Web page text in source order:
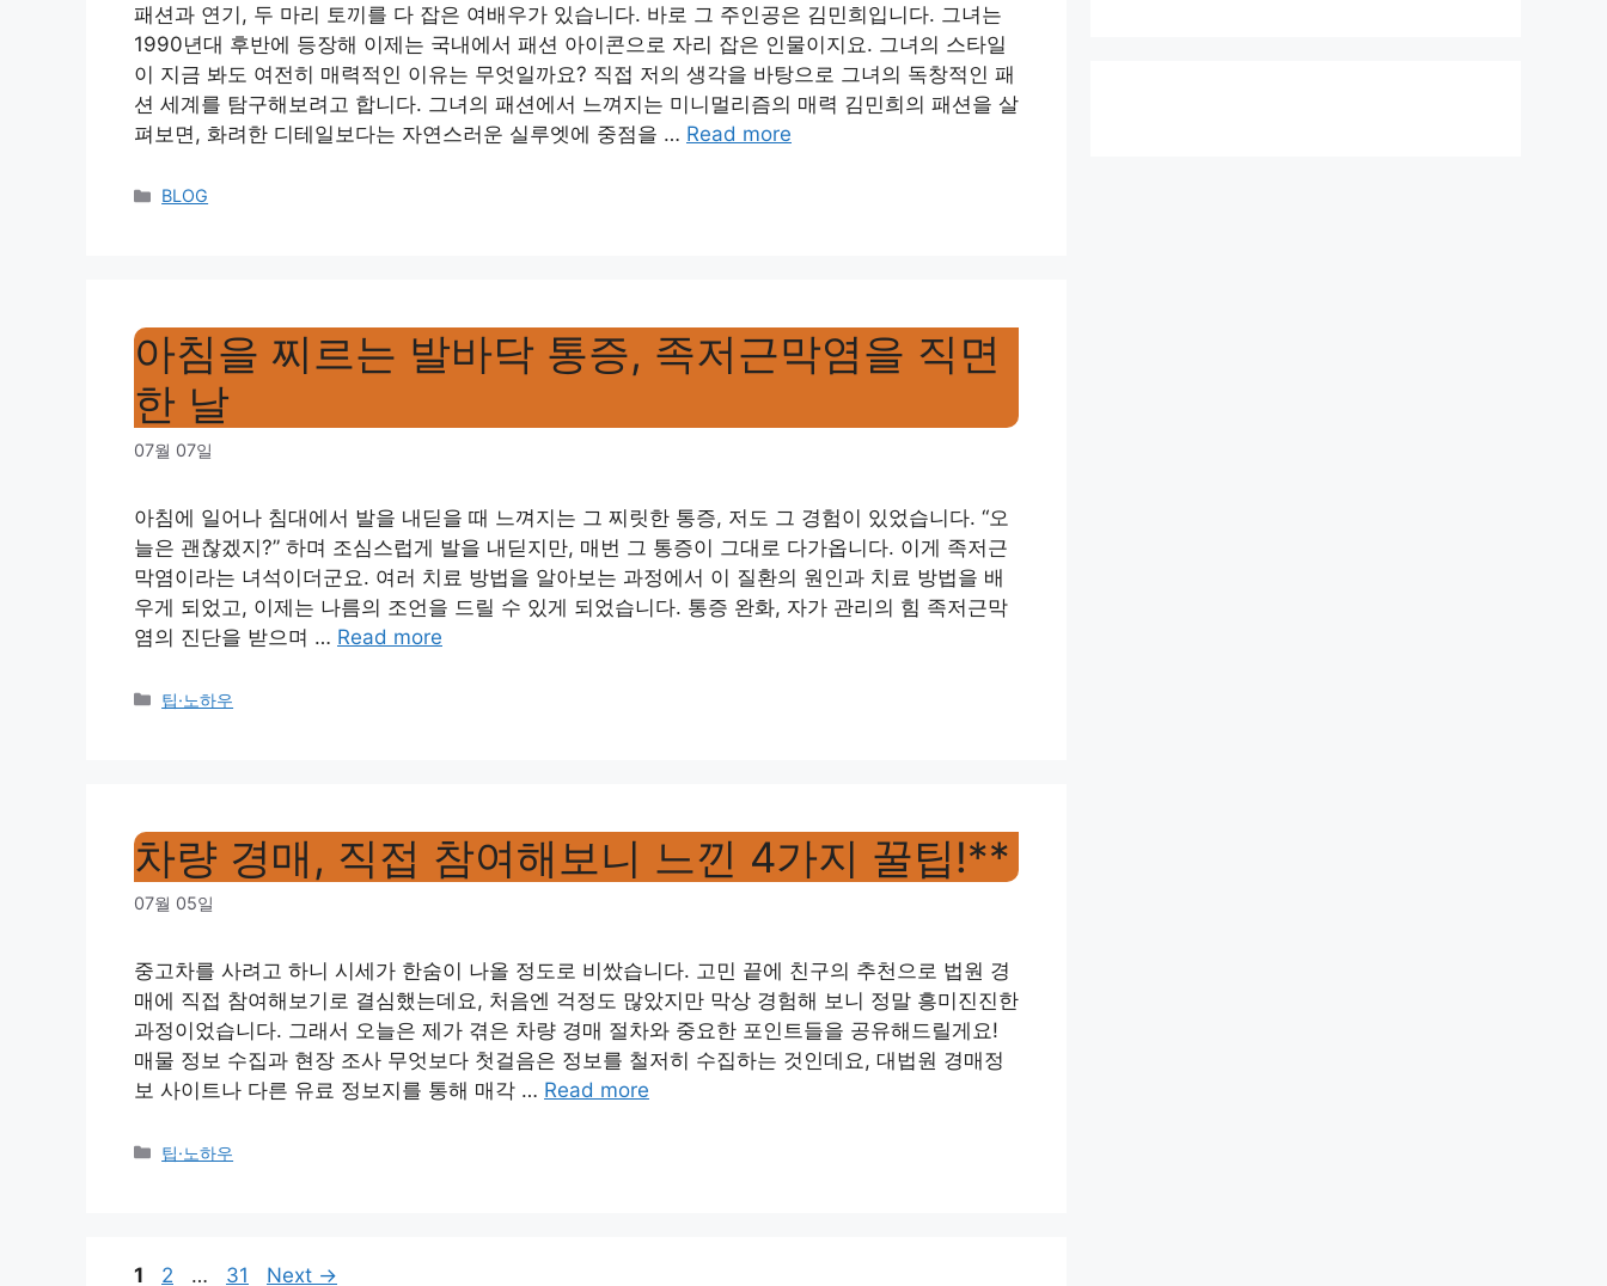
패션과 연기, 두 마리 토끼를 다 잡은 여배우가 있습니다. 바로 그 주인공은 김민희입니다. 그녀는
1990년대 후반에 등장해 이제는 국내에서 패션 아이콘으로 자리 잡은 인물이지요. 그녀의 스타일
이 지금 봐도 여전히 매력적인 이유는 무엇일까요? 직접 저의 생각을 바탕으로 그녀의 독창적인 패
션 세계를 탐구해보려고 합니다. 그녀의 패션에서 느껴지는 미니멀리즘의 매력 김민희의 패션을 살
펴보면, 화려한 디테일보다는 자연스러운 실루엣에 중점을 … Read more
Categories
BLOG
아침을 찌르는 발바닥 통증, 족저근막염을 직면
한 날
07월 07일
아침에 일어나 침대에서 발을 내딛을 때 느껴지는 그 찌릿한 통증, 저도 그 경험이 있었습니다. “오
늘은 괜찮겠지?” 하며 조심스럽게 발을 내딛지만, 매번 그 통증이 그대로 다가옵니다. 이게 족저근
막염이라는 녀석이더군요. 여러 치료 방법을 알아보는 과정에서 이 질환의 원인과 치료 방법을 배
우게 되었고, 이제는 나름의 조언을 드릴 수 있게 되었습니다. 통증 완화, 자가 관리의 힘 족저근막
염의 진단을 받으며 … Read more
Categories
팁·노하우
차량 경매, 직접 참여해보니 느낀 4가지 꿀팁!**
07월 05일
중고차를 사려고 하니 시세가 한숨이 나올 정도로 비쌌습니다. 고민 끝에 친구의 추천으로 법원 경
매에 직접 참여해보기로 결심했는데요, 처음엔 걱정도 많았지만 막상 경험해 보니 정말 흥미진진한
과정이었습니다. 그래서 오늘은 제가 겪은 차량 경매 절차와 중요한 포인트들을 공유해드릴게요!
매물 정보 수집과 현장 조사 무엇보다 첫걸음은 정보를 철저히 수집하는 것인데요, 대법원 경매정
보 사이트나 다른 유료 정보지를 통해 매각 … Read more
Categories
팁·노하우
Page
1 Page
2 … Page
31 Next →